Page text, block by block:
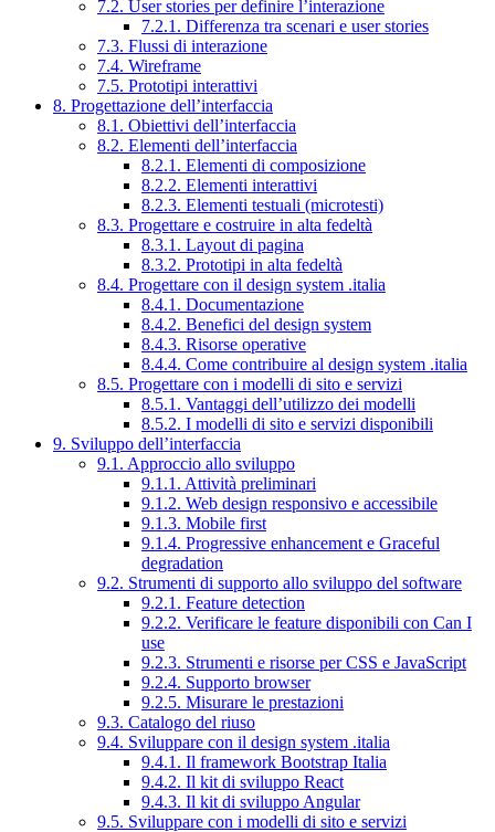
7.2. User stories per definire l’interazione
7.2.1. Differenza tra scenari e user stories
7.3. Flussi di interazione
7.4. Wireframe
7.5. Prototipi interattivi
8. Progettazione dell’interfaccia
8.1. Obiettivi dell’interfaccia
8.2. Elementi dell’interfaccia
8.2.1. Elementi di composizione
8.2.2. Elementi interattivi
8.2.3. Elementi testuali (microtesti)
8.3. Progettare e costruire in alta fedeltà
8.3.1. Layout di pagina
8.3.2. Prototipi in alta fedeltà
8.4. Progettare con il design system .italia
8.4.1. Documentazione
8.4.2. Benefici del design system
8.4.3. Risorse operative
8.4.4. Come contribuire al design system .italia
8.5. Progettare con i modelli di sito e servizi
8.5.1. Vantaggi dell’utilizzo dei modelli
8.5.2. I modelli di sito e servizi disponibili
9. Sviluppo dell’interfaccia
9.1. Approccio allo sviluppo
9.1.1. Attività preliminari
9.1.2. Web design responsivo e accessibile
9.1.3. Mobile first
9.1.4. Progressive enhancement e Graceful
degradation
9.2. Strumenti di supporto allo sviluppo del software
9.2.1. Feature detection
9.2.2. Verificare le feature disponibili con Can I
use
9.2.3. Strumenti e risorse per CSS e JavaScript
9.2.4. Supporto browser
9.2.5. Misurare le prestazioni
9.3. Catalogo del riuso
9.4. Sviluppare con il design system .italia
9.4.1. Il framework Bootstrap Italia
9.4.2. Il kit di sviluppo React
9.4.3. Il kit di sviluppo Angular
9.5. Sviluppare con i modelli di sito e servizi